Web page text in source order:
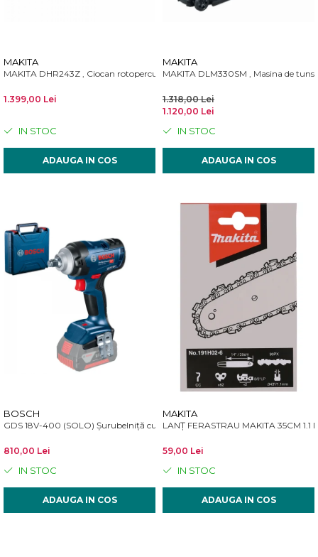
MAKITA
MAKITA DHR243Z , Ciocan rotopercutor SDS plus, 18 V
1.399,00 Lei
IN STOC
ADAUGA IN COS
MAKITA
MAKITA DLM330SM , Masina de
1.318,00 Lei
1.120,00 Lei
IN STOC
ADAUGA IN COS
BOSCH
GDS 18V-400 (SOLO) Șurubelniță cu impact Li-Ion, 400 Nm, brushless +
810,00 Lei
IN STOC
ADAUGA IN COS
MAKITA
LANȚ FERASTRAU MAKITA 35CM 1.1
59,00 Lei
IN STOC
ADAUGA IN COS